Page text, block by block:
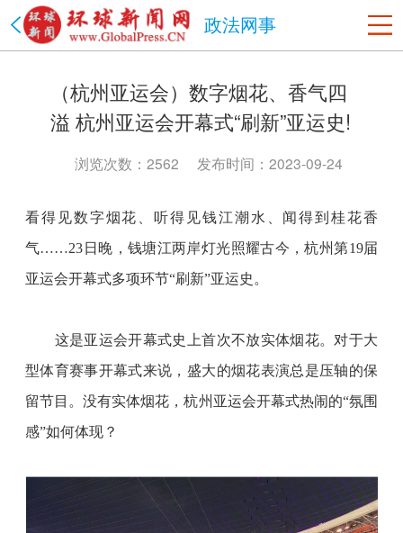
政法网事
旧金山 沙加缅度 热点 纽约
上海市 天津市 重庆市 河北省
山西省
福建省
江西省 山东省 河南省 湖北省
湖南省
广东省
海南省 贵州省 云南省 陕西省
甘肃省
青海省
台湾省 内蒙古 西藏 宁夏
（杭州亚运会）数字烟花、香气四
溢 杭州亚运会开幕式“刷新”亚运史!
浏览次数：2562 发布时间：2023-09-24
看得见数字烟花、听得见钱江潮水、闻得到桂花香
气……23日晚，钱塘江两岸灯光照耀古今，杭州第19届
亚运会开幕式多项环节“刷新”亚运史。
这是亚运会开幕式史上首次不放实体烟花。对于大
型体育赛事开幕式来说，盛大的烟花表演总是压轴的保
留节目。没有实体烟花，杭州亚运会开幕式热闹的“氛围
感”如何体现？